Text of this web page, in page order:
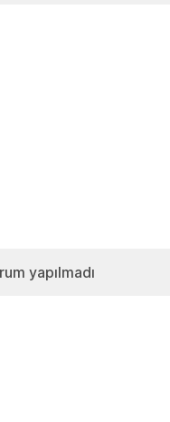
yapılmadı